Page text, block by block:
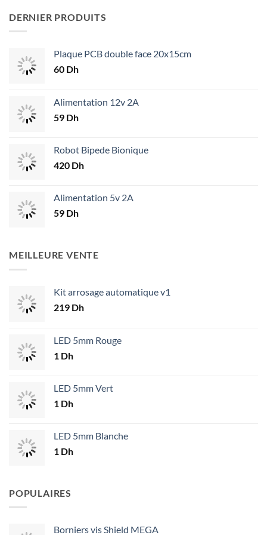
DERNIER PRODUITS
Plaque PCB double face 20x15cm
60 Dh
Alimentation 12v 2A
59 Dh
Robot Bipede Bionique
420 Dh
Alimentation 5v 2A
59 Dh
MEILLEURE VENTE
Kit arrosage automatique v1
219 Dh
LED 5mm Rouge
1 Dh
LED 5mm Vert
1 Dh
LED 5mm Blanche
1 Dh
POPULAIRES
Borniers vis Shield MEGA